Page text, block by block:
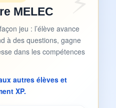
MELEC
jeu : l’élève avance
à des questions, gagne
dans les compétences
autres élèves et
XP.